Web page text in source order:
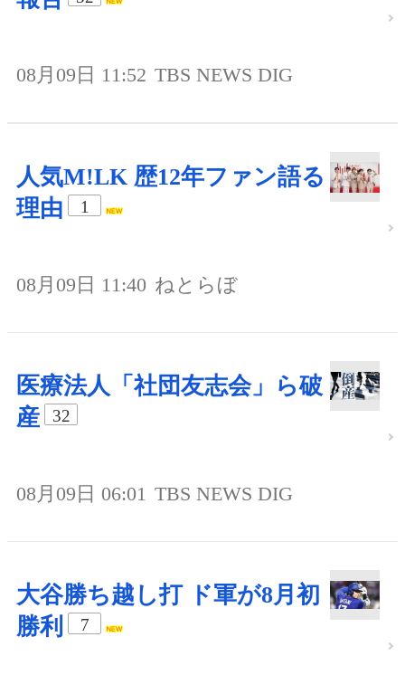
08月09日 11:52 TBS NEWS DIG
人気M!LK 歴12年ファン語る
理由
1
08月09日 11:40 ねとらぼ
医療法人「社団友志会」ら破
産
32
08月09日 06:01 TBS NEWS DIG
大谷勝ち越し打 ド軍が8月初
勝利
7